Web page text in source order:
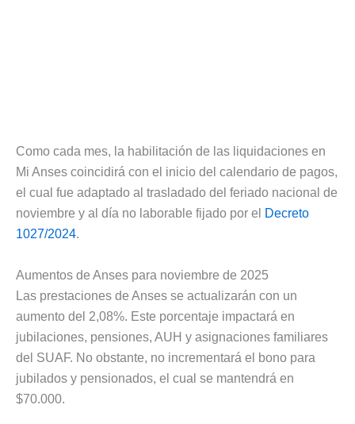
Como cada mes, la habilitación de las liquidaciones en
Mi Anses coincidirá con el inicio del calendario de pagos,
el cual fue adaptado al trasladado del feriado nacional de
noviembre y al día no laborable fijado por el
Decreto
1027/2024.
Aumentos de Anses para noviembre de 2025
Las prestaciones de Anses se actualizarán con un
aumento del 2,08%. Este porcentaje impactará en
jubilaciones, pensiones, AUH y asignaciones familiares
del SUAF. No obstante, no incrementará el bono para
jubilados y pensionados, el cual se mantendrá en
$70.000.